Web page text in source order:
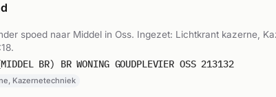
spoed naar Middel in Oss. Ingezet: Lichtkrant kazerne,
BR) BR WONING GOUDPLEVIER OSS 213132
Kazernetechniek